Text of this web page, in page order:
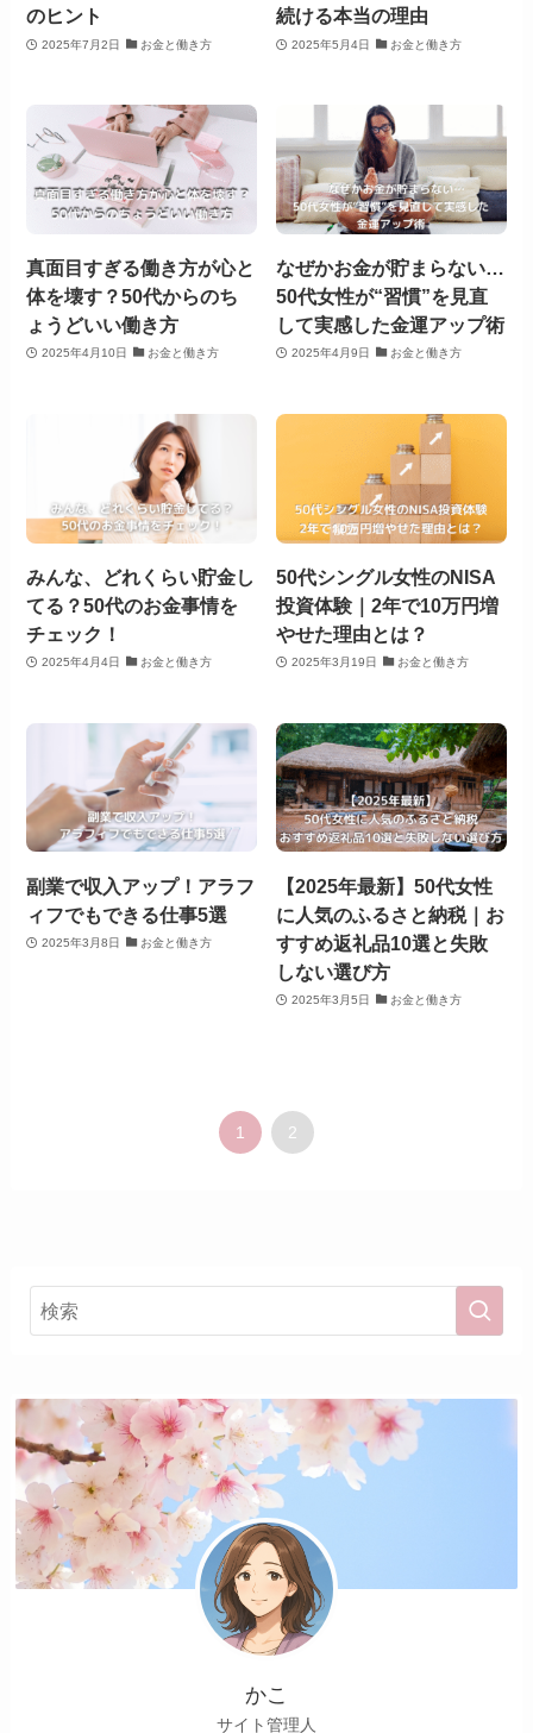
のヒント
2025年7月2日 お金と働き方
続ける本当の理由
2025年5月4日 お金と働き方
真面目すぎる働き方が心と
体を壊す？50代からのち
ょうどいい働き方
2025年4月10日 お金と働き方
なぜかお金が貯まらない…
50代女性が“習慣”を見直
して実感した金運アップ術
2025年4月9日 お金と働き方
みんな、どれくらい貯金し
てる？50代のお金事情を
チェック！
2025年4月4日 お金と働き方
50代シングル女性のNISA
投資体験｜2年で10万円増
やせた理由とは？
2025年3月19日 お金と働き方
副業で収入アップ！アラフ
ィフでもできる仕事5選
2025年3月8日 お金と働き方
【2025年最新】50代女性
に人気のふるさと納税｜お
すすめ返礼品10選と失敗
しない選び方
2025年3月5日 お金と働き方
1 2
かこ
サイト管理人